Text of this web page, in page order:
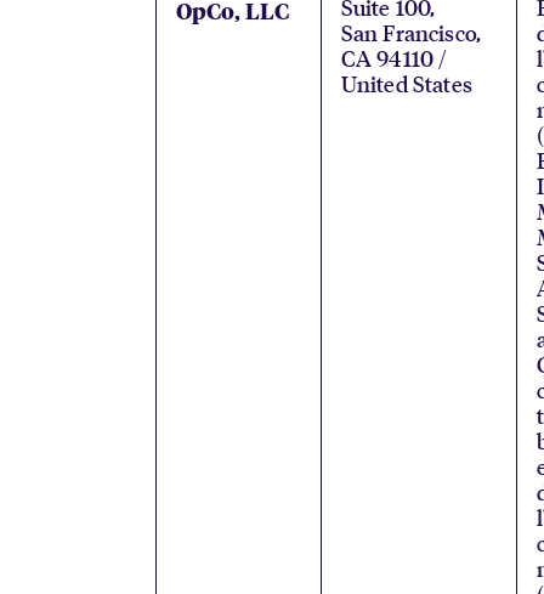
OpCo, LLC
Suite 100,
San Francisco,
CA 94110 /
United States